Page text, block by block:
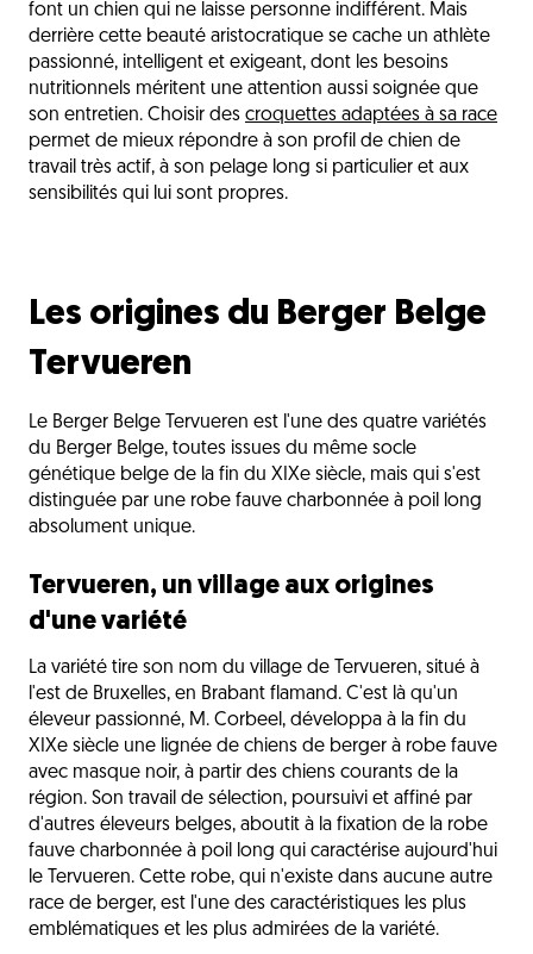
Les besoins selon les étapes de vie
Les erreurs fréquentes à éviter
Un pelage fauve nourri à la hauteur de sa beauté
L'avis du vétérinaire
Questions fréquentes
font un chien qui ne laisse personne indifférent. Mais
derrière cette beauté aristocratique se cache un athlète
passionné, intelligent et exigeant, dont les besoins
nutritionnels méritent une attention aussi soignée que
son entretien. Choisir des croquettes adaptées à sa race
permet de mieux répondre à son profil de chien de
travail très actif, à son pelage long si particulier et aux
sensibilités qui lui sont propres.
Les origines du Berger Belge
Tervueren
Le Berger Belge Tervueren est l'une des quatre variétés
du Berger Belge, toutes issues du même socle
génétique belge de la fin du XIXe siècle, mais qui s'est
distinguée par une robe fauve charbonnée à poil long
absolument unique.
Tervueren, un village aux origines
d'une variété
La variété tire son nom du village de Tervueren, situé à
l'est de Bruxelles, en Brabant flamand. C'est là qu'un
éleveur passionné, M. Corbeel, développa à la fin du
XIXe siècle une lignée de chiens de berger à robe fauve
avec masque noir, à partir des chiens courants de la
région. Son travail de sélection, poursuivi et affiné par
d'autres éleveurs belges, aboutit à la fixation de la robe
fauve charbonnée à poil long qui caractérise aujourd'hui
le Tervueren. Cette robe, qui n'existe dans aucune autre
race de berger, est l'une des caractéristiques les plus
emblématiques et les plus admirées de la variété.